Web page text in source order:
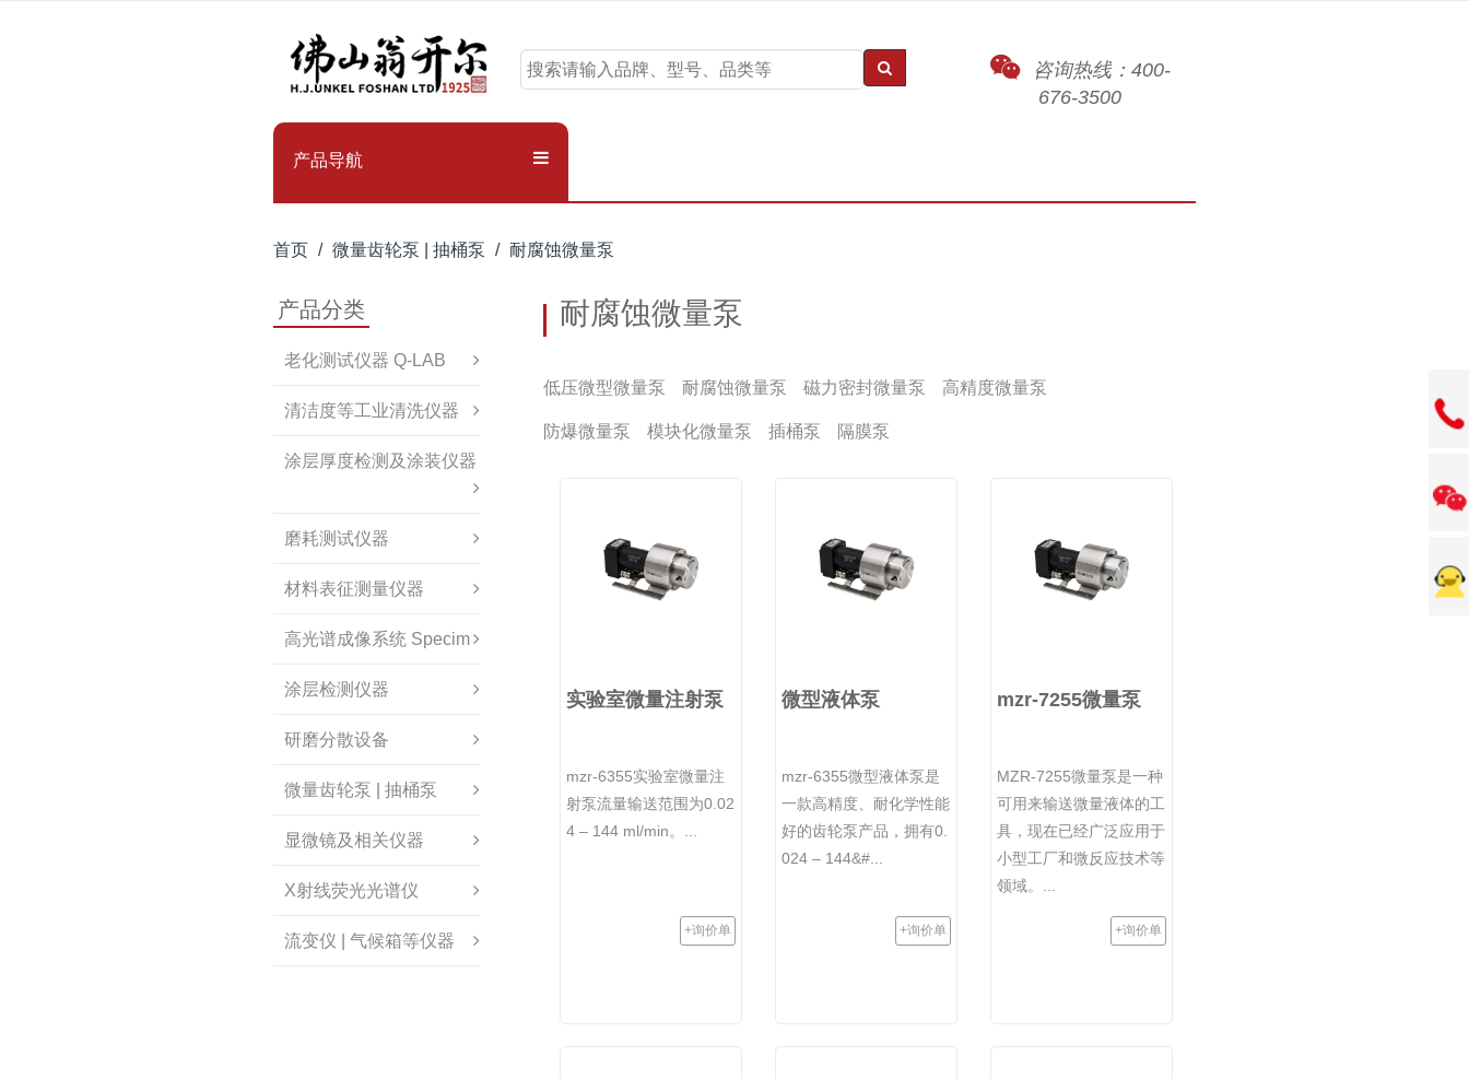
咨询热线：400-
676-3500
产品导航
首页 微量齿轮泵 | 抽桶泵 耐腐蚀微量泵
产品分类
老化测试仪器 Q-LAB
清洁度等工业清洗仪器
涂层厚度检测及涂装仪器
磨耗测试仪器
材料表征测量仪器
高光谱成像系统 Specim
涂层检测仪器
研磨分散设备
微量齿轮泵 | 抽桶泵
显微镜及相关仪器
X射线荧光光谱仪
流变仪 | 气候箱等仪器
耐腐蚀微量泵
低压微型微量泵 耐腐蚀微量泵 磁力密封微量泵 高精度微量泵
防爆微量泵 模块化微量泵 插桶泵 隔膜泵
实验室微量注射泵
mzr-6355实验室微量注
射泵流量输送范围为0.02
4 – 144 ml/min。...
+询价单
微型液体泵
mzr-6355微型液体泵是
一款高精度、耐化学性能
好的齿轮泵产品，拥有0.
024 – 144&#...
+询价单
mzr-7255微量泵
MZR-7255微量泵是一种
可用来输送微量液体的工
具，现在已经广泛应用于
小型工厂和微反应技术等
领域。...
+询价单